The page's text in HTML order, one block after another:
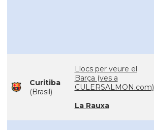
Curitiba
(Brasil)
Llocs per veure el
Barça (ves a
CULERSALMON.com)
La Rauxa